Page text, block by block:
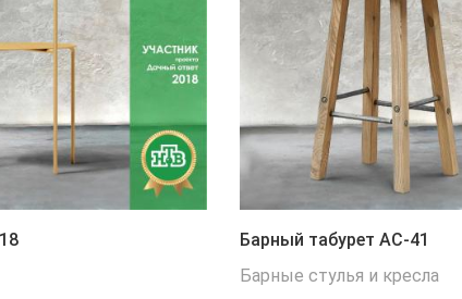
Барный табурет АС-41
Барные стулья и кресла